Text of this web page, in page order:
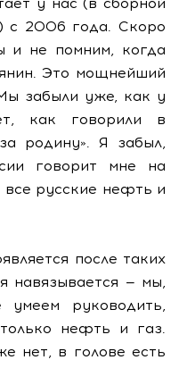
с 2006 года. Скоро
и не помним, когда
Это мощнейший
забыли уже, как у
как говорили в
родину». Я забыл,
говорит мне на
все русские нефть и
после таких
навязывается — мы,
руководить,
нефть и газ.
нет, в голове есть